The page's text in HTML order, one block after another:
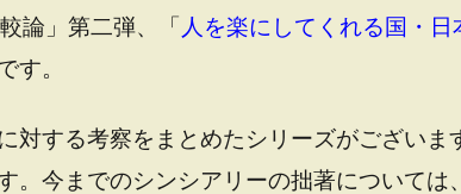
論」第二弾、「 人を楽にしてくれる国・
す。
対する考察をまとめたシリーズがございま
。今までのシンシアリーの拙著については、